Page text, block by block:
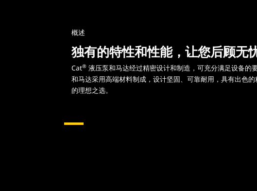
概述
独有的特性和性能，让您后顾无忧
Cat® 液压泵和马达经过精密设计和制造，可充分满足设备的
和马达采用高端材料制成，设计坚固、可靠耐用，具有出色
的理想之选。